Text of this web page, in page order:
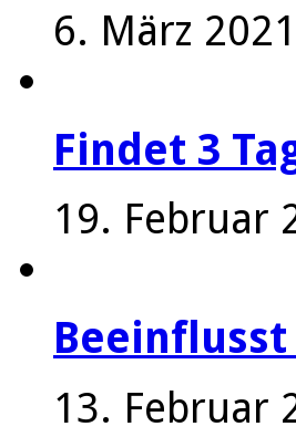
6. März 2021
Findet 3
19. Februar
13. Februar